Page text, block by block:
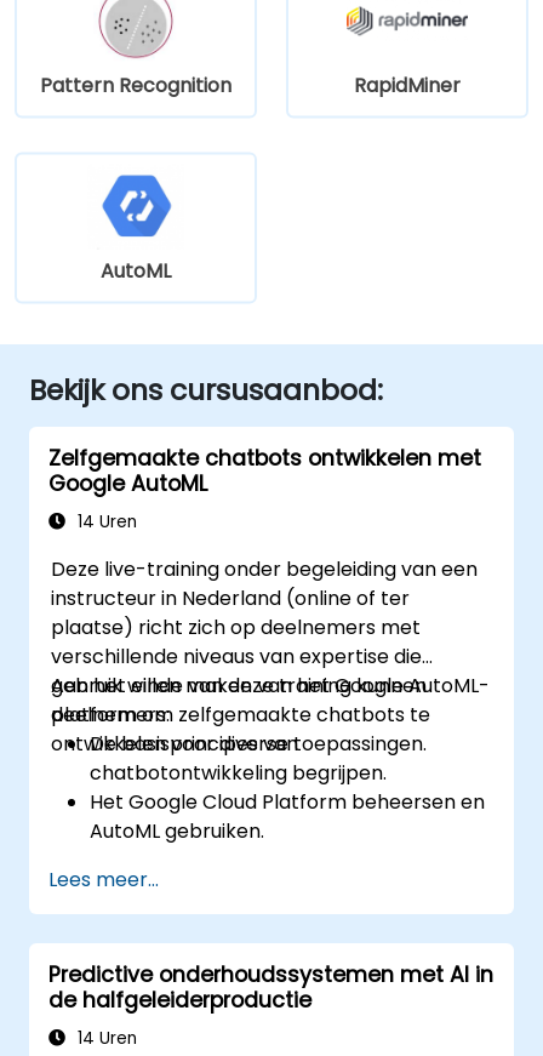
Pattern Recognition RapidMiner
AutoML
Bekijk ons cursusaanbod:
Zelfgemaakte chatbots ontwikkelen met
Google AutoML
14 Uren
Deze live-training onder begeleiding van een
instructeur in Nederland (online of ter
plaatse) richt zich op deelnemers met
verschillende niveaus van expertise die
gebruik willen maken van het Google AutoML-
platform om zelfgemaakte chatbots te
ontwikkelen voor diverse toepassingen.
Aan het einde van deze training kunnen
deelnemers:
De basisprincipes van
chatbotontwikkeling begrijpen.
Het Google Cloud Platform beheersen en
AutoML gebruiken.
van chatbotmodellen.
Aangepaste chatbotmodellen trainen en
evalueren met behulp van AutoML.
Chatbots implementeren en integreren
in diverse platforms en kanalen.
De prestaties van chatbots monitoren en
Lees meer...
Predictive onderhoudssystemen met AI in
de halfgeleiderproductie
14 Uren